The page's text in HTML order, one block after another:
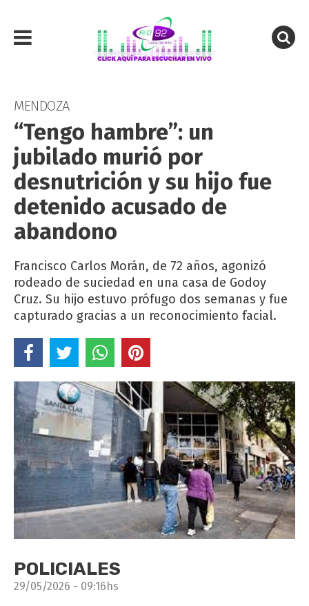
MENDOZA
“Tengo hambre”: un
jubilado murió por
desnutrición y su hijo fue
detenido acusado de
abandono
Francisco Carlos Morán, de 72 años, agonizó
rodeado de suciedad en una casa de Godoy
Cruz. Su hijo estuvo prófugo dos semanas y fue
capturado gracias a un reconocimiento facial.
POLICIALES
29/05/2026 - 09:16hs